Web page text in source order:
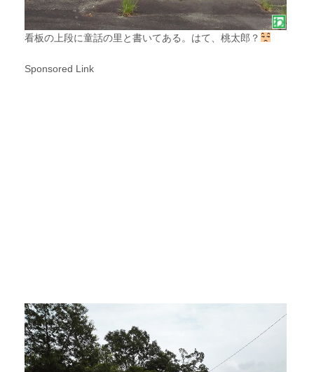
看板の上段に童話の里と書いてある。はて、桃太郎？
Sponsored Link